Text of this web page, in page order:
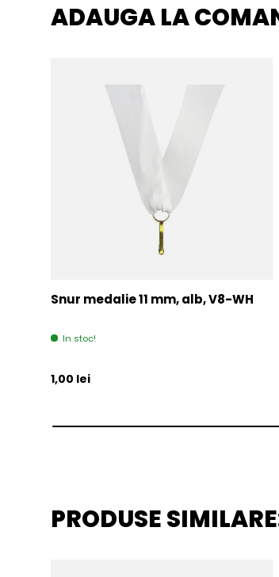
ADAUGA LA
Snur medalie 11 mm, alb, V8-WH
In stoc!
Pret initial
1,00 lei
PRODUSE